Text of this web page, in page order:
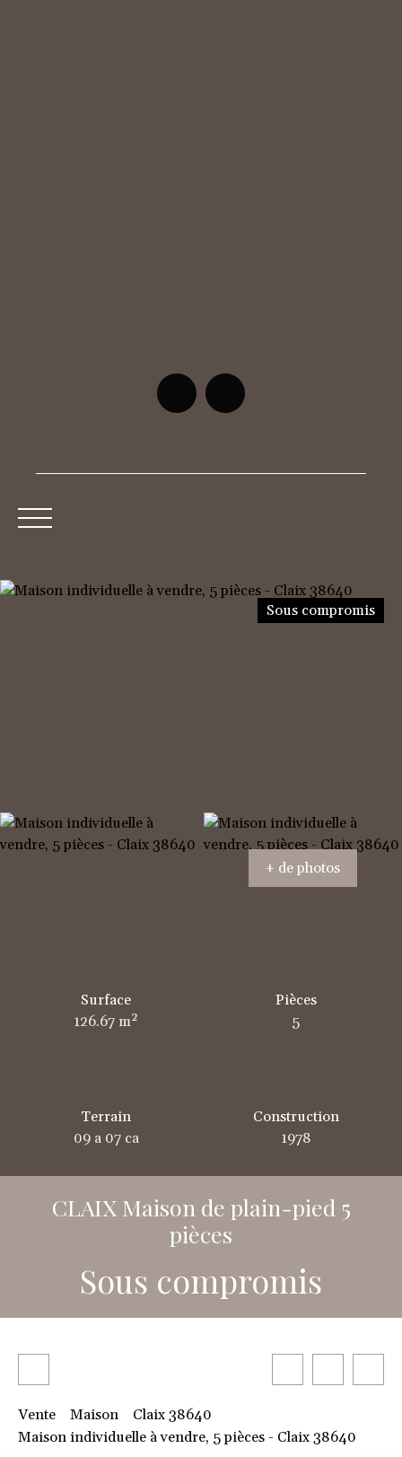
Sous compromis
+ de photos
Surface
126.67m²
Pièces
5
Terrain
09 a 07 ca
Construction
1978
CLAIX Maison de plain-pied 5
pièces
Sous compromis
Vente Maison
Claix 38640
Maison individuelle à vendre, 5 pièces - Claix 38640